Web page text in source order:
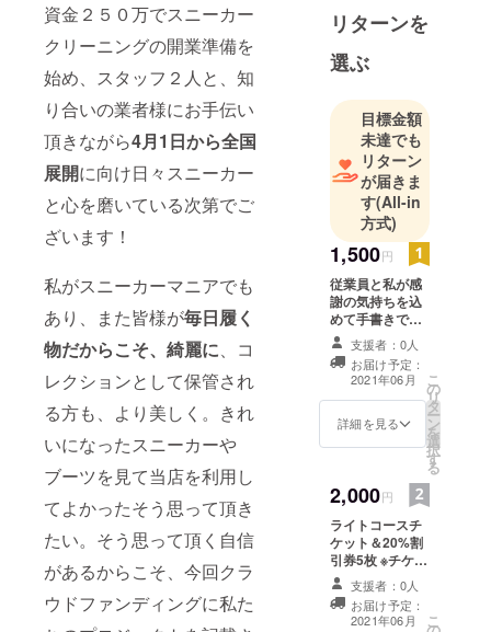
資金２５０万でスニーカー
クリーニングの開業準備を
始め、スタッフ２人と、知
り合いの業者様にお手伝い
頂きながら4月1日から全国
展開に向け日々スニーカー
と心を磨いている次第でご
ざいます！
私がスニーカーマニアでも
あり、また皆様が毎日履く
物だからこそ、綺麗に、コ
レクションとして保管され
る方も、より美しく。きれ
いになったスニーカーや
ブーツを見て当店を利用し
てよかったそう思って頂き
たい。そう思って頂く自信
があるからこそ、今回クラ
ウドファンディングに私た
落さんのリ
サーチが趣
味の２９
歳、ラスト
２０代元気
に突っ走り
たいと思っ
ておりま
す！皆様と
良い出会い
があればい
いなと思っ
ておりま
す、どうか
よろしくお
願いいたし
リターンを
選ぶ
目標金額
未達でも
リターン
が届きま
す(All-in
方式)
1,500円
従業員と私が感
謝の気持ちを込
めて手書きでお
礼状を書きま
す。支援者：0人
お届け予定：
2021年06月
詳細を見る
こ
の
リ
タ
ー
ン
を
選
択
す
る
2,000円
ライトコースチ
ケット＆20%割
引券5枚 ※チケッ
ト使用時送料無
料 ※割引券単体
での場合は送料
支援者：0人
お届け予定：
2021年06月
こ